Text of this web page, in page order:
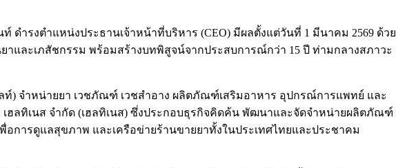
ำรงตำแหน่งประธานเจ้าหน้าที่บริหาร (CEO) มีผลตั้งแต่วันที่ 1 มีนาคม 2569 ด้วย
และเภสัชกรรม พร้อมสร้างบทพิสูจน์จากประสบการณ์กว่า 15 ปี ท่ามกลางสภาวะ
ลท์) จำหน่ายยา เวชภัณฑ์ เวชสำอาง ผลิตภัณฑ์เสริมอาหาร อุปกรณ์การแพทย์ และ
เฮลทิเนส จำกัด (เฮลทิเนส) ซึ่งประกอบธุรกิจคิดค้น พัฒนาและจัดจำหน่ายผลิตภัณฑ์
อการดูแลสุขภาพ และเครือข่ายร้านขายยาทั้งในประเทศไทยและประชาคม